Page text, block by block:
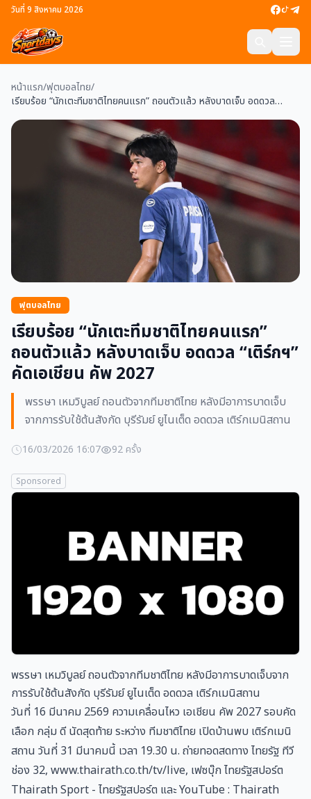
วันที่ 9 สิงหาคม 2026
หน้าแรก/ฟุตบอลไทย/
เรียบร้อย “นักเตะทีมชาติไทยคนแรก” ถอนตัวแล้ว หลังบาดเจ็บ อดดวล
ฟุตบอลไทย
เรียบร้อย “นักเตะทีมชาติไทยคนแรก”
ถอนตัวแล้ว หลังบาดเจ็บ อดดวล “เติร์กฯ”
คัดเอเชียน คัพ 2027
พรรษา เหมวิบูลย์ ถอนตัวจากทีมชาติไทย หลังมีอาการบาดเจ็บ
จากการรับใช้ต้นสังกัด บุรีรัมย์ ยูไนเต็ด อดดวล เติร์กเมนิสถาน
16/03/2026 16:07 92 ครั้ง
Sponsored
พรรษา เหมวิบูลย์ ถอนตัวจากทีมชาติไทย หลังมีอาการบาดเจ็บจาก
การรับใช้ต้นสังกัด บุรีรัมย์ ยูไนเต็ด อดดวล เติร์กเมนิสถาน
วันที่ 16 มีนาคม 2569 ความเคลื่อนไหว เอเชียน คัพ 2027 รอบคัด
เลือก กลุ่ม ดี นัดสุดท้าย ระหว่าง ทีมชาติไทย เปิดบ้านพบ เติร์กเมนิ
สถาน วันที่ 31 มีนาคมนี้ เวลา 19.30 น. ถ่ายทอดสดทาง ไทยรัฐ ทีวี
ช่อง 32, www.thairath.co.th/tv/live, เฟซบุ๊ก ไทยรัฐสปอร์ต
Thairath Sport - ไทยรัฐสปอร์ต และ YouTube : Thairath